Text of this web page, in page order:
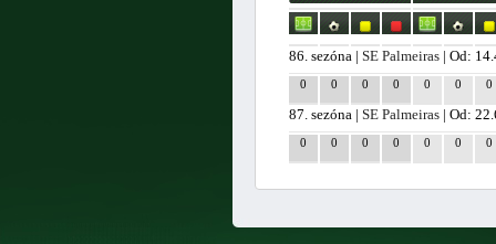
86. sezóna |SE Palmeiras | Od:
0 0 0 0 0 0 0
87. sezóna |SE Palmeiras | Od:
0 0 0 0 0 0 0